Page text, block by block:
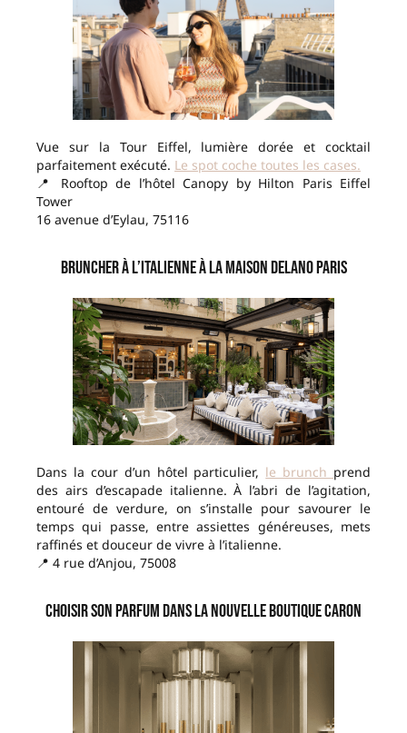
Vue sur la Tour Eiffel, lumière dorée et cocktail
parfaitement exécuté. Le spot coche toutes les cases.
📍 Rooftop de l’hôtel Canopy by Hilton Paris Eiffel
Tower
16 avenue d’Eylau, 75116
Bruncher à l’italienne à la Maison Delano Paris
Dans la cour d’un hôtel particulier, le brunch prend
des airs d’escapade italienne. À l’abri de l’agitation,
entouré de verdure, on s’installe pour savourer le
temps qui passe, entre assiettes généreuses, mets
raffinés et douceur de vivre à l’italienne.
📍 4 rue d’Anjou, 75008
Choisir son parfum dans la nouvelle boutique Caron